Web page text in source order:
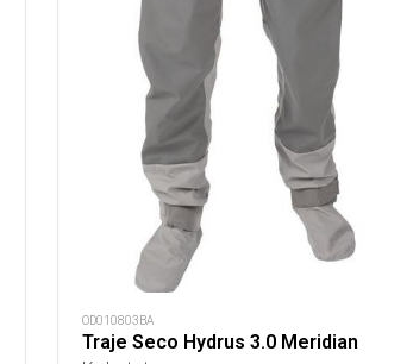
OD010803BA
Traje Seco Hydrus 3.0 Meridian